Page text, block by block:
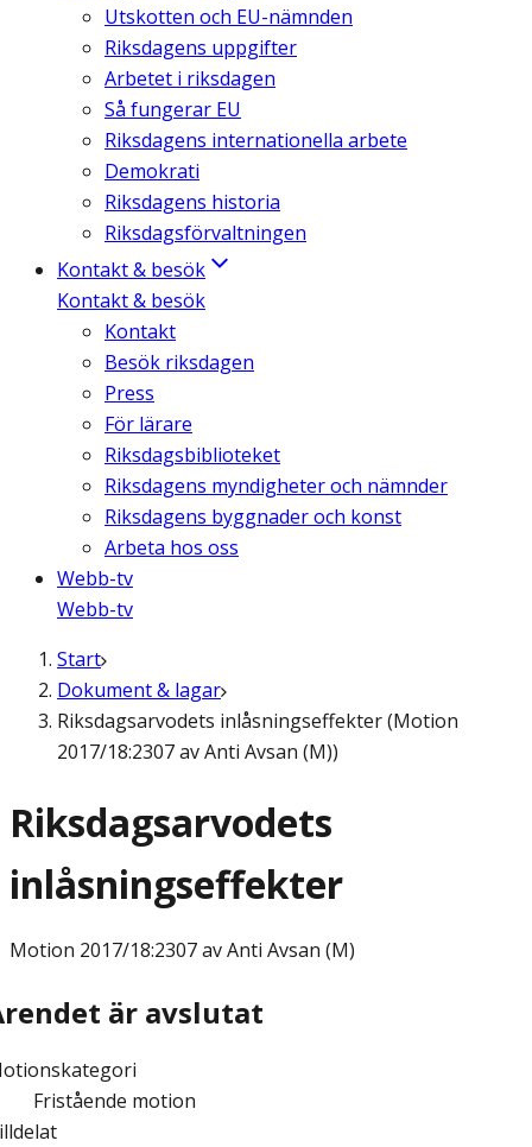
Utskotten och EU-nämnden
Riksdagens uppgifter
Arbetet i riksdagen
Så fungerar EU
Riksdagens internationella arbete
Demokrati
Riksdagens historia
Riksdagsförvaltningen
Kontakt & besök
Kontakt & besök
Kontakt
Besök riksdagen
Press
För lärare
Riksdagsbiblioteket
Riksdagens myndigheter och nämnder
Riksdagens byggnader och konst
Arbeta hos oss
Webb-tv
Webb-tv
Start
Dokument & lagar
Riksdagsarvodets inlåsningseffekter (Motion
2017/18:2307 av Anti Avsan (M))
Riksdagsarvodets
inlåsningseffekter
Motion 2017/18:2307 av Anti Avsan (M)
är avslutat
Fristående motion